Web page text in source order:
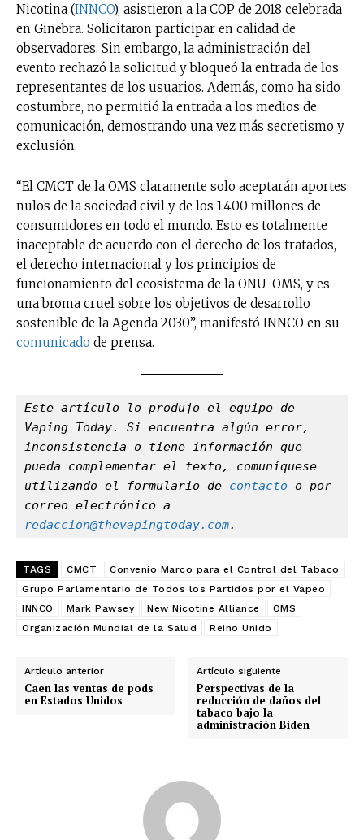
Nicotina (INNCO), asistieron a la COP de 2018 celebrada
en Ginebra. Solicitaron participar en calidad de
observadores. Sin embargo, la administración del
evento rechazó la solicitud y bloqueó la entrada de los
representantes de los usuarios. Además, como ha sido
costumbre, no permitió la entrada a los medios de
comunicación, demostrando una vez más secretismo y
exclusión.
“El CMCT de la OMS claramente solo aceptarán aportes
nulos de la sociedad civil y de los 1.400 millones de
consumidores en todo el mundo. Esto es totalmente
inaceptable de acuerdo con el derecho de los tratados,
el derecho internacional y los principios de
funcionamiento del ecosistema de la ONU-OMS, y es
una broma cruel sobre los objetivos de desarrollo
sostenible de la Agenda 2030”, manifestó INNCO en su
comunicado de prensa.
Este artículo lo produjo el equipo de
Vaping Today. Si encuentra algún error,
inconsistencia o tiene información que
pueda complementar el texto, comuníquese
utilizando el formulario de contacto o por
redaccion@thevapingtoday.com.
TAGS CMCT
Convenio Marco para el Control del Tabaco
Grupo Parlamentario de Todos los Partidos por el Vapeo
INNCO
Mark Pawsey New Nicotine Alliance
OMS
Organización Mundial de la Salud
Reino Unido
Artículo anterior
Caen las ventas de pods
en Estados Unidos
Artículo siguiente
Perspectivas de la
reducción de daños del
tabaco bajo la
administración Biden